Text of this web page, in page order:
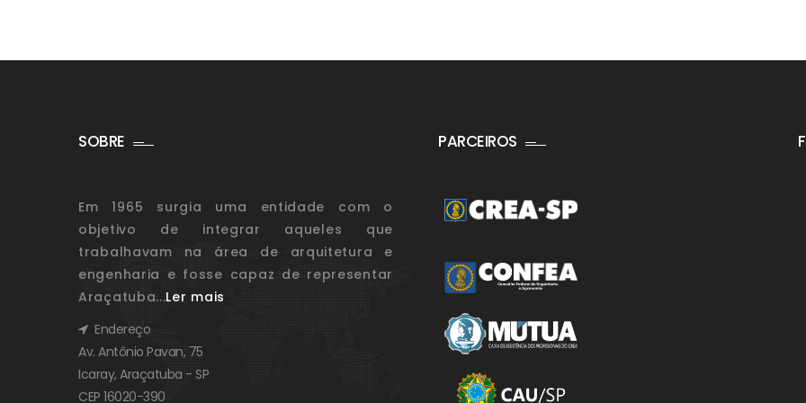
SOBRE
Em 1965 surgia uma entidade com o
objetivo de integrar aqueles que
trabalhavam na área de arquitetura e
engenharia e fosse capaz de representar
Araçatuba...Ler mais
Endereço
Av. Antônio Pavan, 75
Icaray, Araçatuba - SP
CEP 16020-390
PARCEIROS